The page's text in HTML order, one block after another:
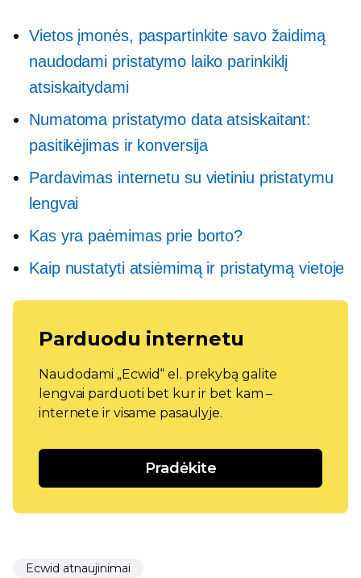
Vietos įmonės, paspartinkite savo žaidimą
naudodami pristatymo laiko parinkiklį
atsiskaitydami
Numatoma pristatymo data atsiskaitant:
pasitikėjimas ir konversija
Pardavimas internetu su vietiniu pristatymu
lengvai
Kas yra paėmimas prie borto?
Kaip nustatyti atsiėmimą ir pristatymą vietoje
Parduodu internetu
Naudodami „Ecwid“ el. prekybą galite
lengvai parduoti bet kur ir bet kam –
internete ir visame pasaulyje.
Pradėkite
Ecwid atnaujinimai